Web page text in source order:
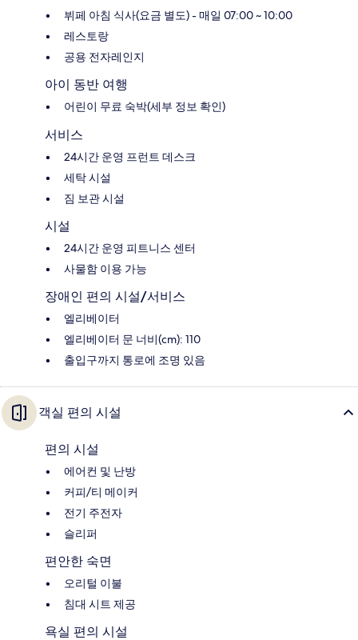
뷔페 아침 식사(요금 별도) - 매일 07:00 ~ 10:00
레스토랑
공용 전자레인지
아이 동반 여행
어린이 무료 숙박(세부 정보 확인)
서비스
24시간 운영 프런트 데스크
세탁 시설
짐 보관 시설
시설
24시간 운영 피트니스 센터
사물함 이용 가능
장애인 편의 시설/서비스
엘리베이터
엘리베이터 문 너비(cm): 110
출입구까지 통로에 조명 있음
객실 편의 시설
편의 시설
에어컨 및 난방
커피/티 메이커
전기 주전자
슬리퍼
편안한 숙면
오리털 이불
침대 시트 제공
욕실 편의 시설